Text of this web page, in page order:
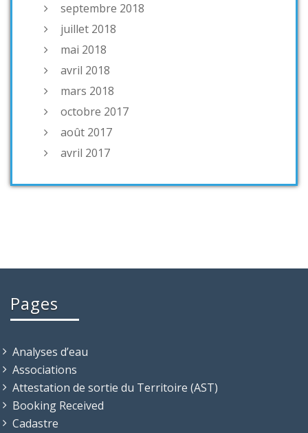
septembre 2018
juillet 2018
mai 2018
avril 2018
mars 2018
octobre 2017
août 2017
avril 2017
Pages
Analyses d’eau
Associations
Attestation de sortie du Territoire (AST)
Booking Received
Cadastre